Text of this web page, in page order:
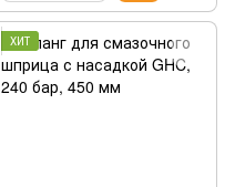
ХИТ